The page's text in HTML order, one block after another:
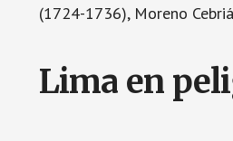
(1724-1736), Moreno
Lima en